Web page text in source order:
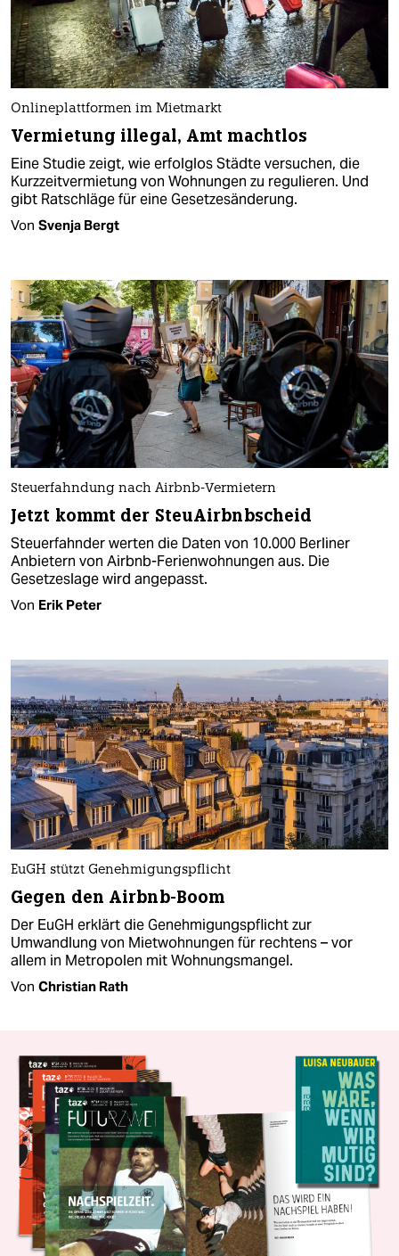
Onlineplattformen im Mietmarkt
Vermietung illegal, Amt machtlos
Eine Studie zeigt, wie erfolglos Städte versuchen, die
Kurzzeitvermietung von Wohnungen zu regulieren. Und
gibt Ratschläge für eine Gesetzesänderung.
Von Svenja Bergt
Steuerfahndung nach Airbnb-Vermietern
Jetzt kommt der SteuAirbnbscheid
Steuerfahnder werten die Daten von 10.000 Berliner
Anbietern von Airbnb-Ferienwohnungen aus. Die
Gesetzeslage wird angepasst.
Von Erik Peter
EuGH stützt Genehmigungspflicht
Gegen den Airbnb-Boom
Der EuGH erklärt die Genehmigungspflicht zur
Umwandlung von Mietwohnungen für rechtens – vor
allem in Metropolen mit Wohnungsmangel.
Von Christian Rath